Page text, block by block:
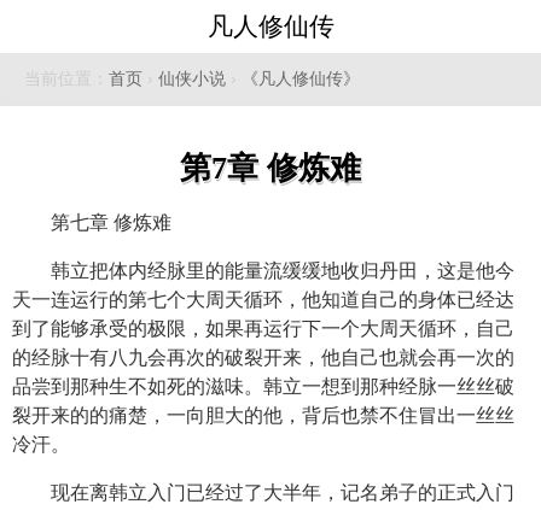
凡人修仙传
当前位置： 首页 › 仙侠小说 › 《凡人修仙传》
第7章 修炼难
第七章 修炼难
韩立把体内经脉里的能量流缓缓地收归丹田，这是他今
天一连运行的第七个大周天循环，他知道自己的身体已经达
到了能够承受的极限，如果再运行下一个大周天循环，自己
的经脉十有八九会再次的破裂开来，他自己也就会再一次的
品尝到那种生不如死的滋味。韩立一想到那种经脉一丝丝破
裂开来的的痛楚，一向胆大的他，背后也禁不住冒出一丝丝
冷汗。
现在离韩立入门已经过了大半年，记名弟子的正式入门